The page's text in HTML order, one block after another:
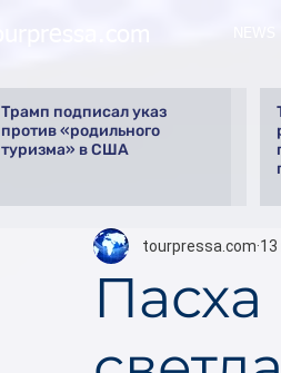
Трамп подписал указ
против «родильного
туризма» в США
tourpressa.com 13